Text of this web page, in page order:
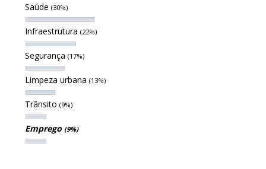
Saúde (30%)
Infraestrutura (22%)
Segurança (17%)
Limpeza urbana (13%)
Trânsito (9%)
Emprego (9%)